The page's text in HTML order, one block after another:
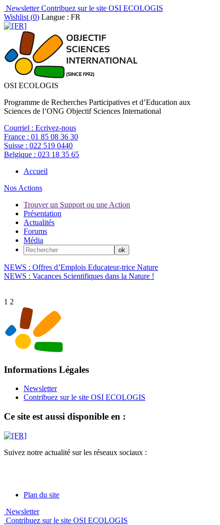
NewsletterContribuez sur le site OSI ECOLOGIS
Wishlist (0) Langue : FR
OSI ECOLOGIS
Programme de Recherches Participatives et d’Education aux
Sciences de l’ONG Objectif Sciences International
Courriel : Ecrivez-nous
France : 01 85 08 36 30
Suisse : 022 519 0440
Belgique : 023 18 35 65
Accueil
Nos Actions
Trouver un Support ou une Action
Présentation
Actualités
Forums
Média
NEWS : Offres d’Emplois Educateur-trice Nature
NEWS : Vacances Scientifiques dans la Nature !
1 2
Informations Légales
Newsletter
Contribuez sur le site OSI ECOLOGIS
Ce site est aussi disponible en :
Suivez notre actualité sur les réseaux sociaux :
Plan du site
Newsletter
Contribuez sur le site OSI ECOLOGIS